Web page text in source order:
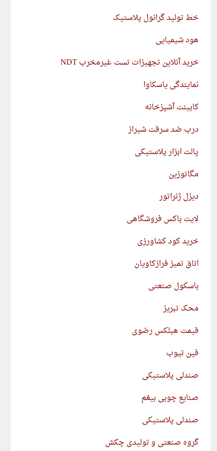
خط تولید گرانول پلاستیک
هود شیمیایی
خرید آنلاین تجهیزات تست غیرمخرب NDT
نمایندگی یاسکاوا
کابینت آشپزخانه
درب ضد سرقت شیراز
پالت ابزار پلاستیکی
مگاتوزین
دیزل ژنراتور
لایت باکس فروشگاهی
خرید کود کشاورزی
اتاق تمیز فرازکاویان
باسکول صنعتی
محک تبریز
قیمت هبلکس رضوی
فین تیوب
صندلی پلاستیکی
صنایع چوبی بیغم
صندلی پلاستیکی
گروه صنعتی و تولیدی چکش